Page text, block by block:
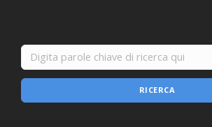
RICERCA